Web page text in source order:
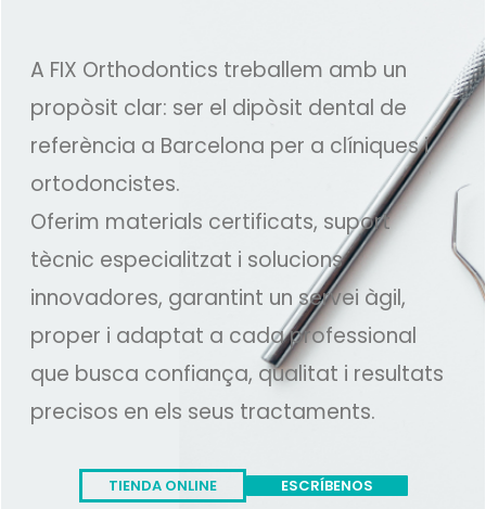
A FIX Orthodontics treballem amb un
propòsit clar: ser el dipòsit dental de
referència a Barcelona per a clíniques i
ortodoncistes.
Oferim materials certificats, suport
tècnic especialitzat i solucions
innovadores, garantint un servei àgil,
proper i adaptat a cada professional
que busca confiança, qualitat i resultats
precisos en els seus tractaments.
TIENDA ONLINE ESCRÍBENOS